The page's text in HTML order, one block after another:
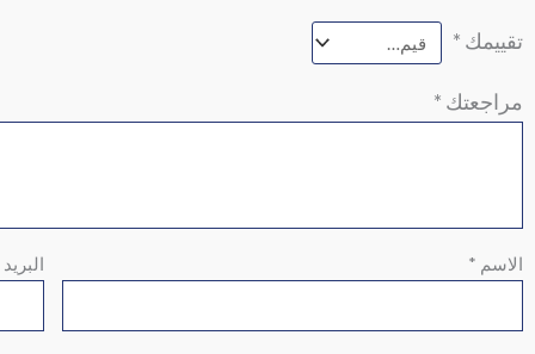
تقييمك *
مراجعتك *
الاسم *